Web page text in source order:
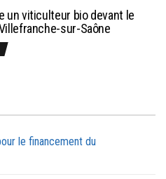
un viticulteur bio devant le
sur-Saône
le financement du